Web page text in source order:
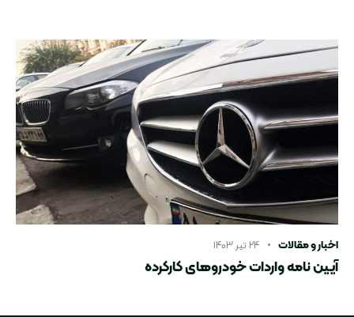
اخبار و مقالات ۲۴ تیر ۱۴۰۳
آیین نامه واردات خودروهای کارکرده